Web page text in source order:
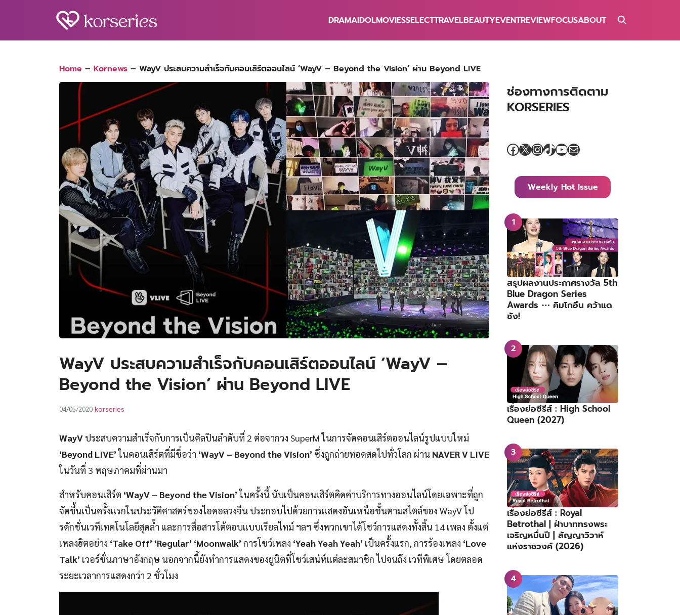
DRAMAIDOLMOVIESSELECTTRAVELBEAUTYEVENTREVIEWFOCUSABOUT
Home – Kornews – WayV ประสบความสำเร็จกับคอนเสิร์ตออนไลน์ ‘WayV – Beyond the Vision’ ผ่าน Beyond LIVE
WayV ประสบความสำเร็จกับคอนเสิร์ตออนไลน์ ‘WayV –
Beyond the Vision’ ผ่าน Beyond LIVE
04/05/2020 korseries
WayV ประสบความสำเร็จกับการเป็นศิลปินลำดับที่ 2 ต่อจากวง SuperM ในการจัดคอนเสิร์ตออนไลน์รูปแบบใหม่
‘Beyond LIVE’ในคอนเสิร์ตที่มีชื่อว่า ‘WayV – Beyond the Vision’ ซึ่งถูกถ่ายทอดสดไปทั่วโลก ผ่าน NAVER V LIVE
ในวันที่ 3 พฤษภาคมที่ผ่านมา
สำหรับคอนเสิร์ต ‘WayV – Beyond the Vision’ในครั้งนี้ นับเป็นคอนเสิร์ตคิดค่าบริการทางออนไลน์โดยเฉพาะที่ถูก
จัดขึ้นเป็นครั้งแรกในประวัติศาสตร์ของไอดอลวงจีน ประกอบไปด้วยการแสดงอันเหนือชั้นตามสไตล์ของ WayV โป
รดักชั่นเวทีเทคโนโลยีสุดล้ำ และการสื่อสารโต้ตอบแบบเรียลไทม์ ฯลฯ ซึ่งพวกเขาได้โชว์การแสดงทั้งสิ้น 14 เพลง ตั้งแต่
เพลงฮิตอย่าง ‘Take Off’ ‘Regular’ ‘Moonwalk’ การโชว์เพลง ‘Yeah Yeah Yeah’ เป็นครั้งแรก, การร้องเพลง ‘Love
Talk’ เวอร์ชั่นภาษาอังกฤษ นอกจากนี้ยังทำการแสดงของยูนิตที่โชว์เสน่ห์แต่ละสมาชิก ไปจนถึง เวทีพิเศษ โดยตลอด
ระยะเวลาการแสดงกว่า 2 ชั่วโมง
ช่องทางการติดตาม
KORSERIES
Facebook
X Instagram
TikTok
YouTube
Mail
Weekly Hot Issue
สรุปผลงานประกาศรางวัล 5th
Blue Dragon Series
Awards ⋯ คิมโกอึน คว้าแด
ซัง!
เรื่องย่อซีรีส์ : High School
Queen (2027)
เรื่องย่อซีรีส์ : Royal
Betrothal | ฝ่าบาททรงพระ
เจริญหมื่นปี | สัญญาวิวาห์
แห่งราชวงศ์ (2026)